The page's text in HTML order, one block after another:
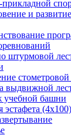
и
штурмовой
выдвижной
учебной башни
эстафета (4x100)